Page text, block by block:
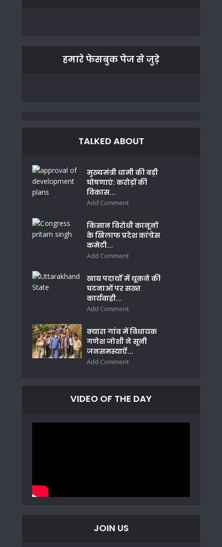
हमारे फेसबुक पेज से जुड़े
TALKED ABOUT
मुख्यमंत्री धामी की बड़ी
घोषणाएं: करोड़ों की
विकास...
Add Comment
किसान विरोधी कानूनों
के खिलाफ प्रदेश कांग्रेस
कमेटी...
Add Comment
खाद्य पदार्थों में थूकने की
घटनाओं पर सख्त
कार्यवाही...
Add Comment
क्यारा गांव में विधायक
गणेश जोशी ने सूनी
जनसमस्याऐं...
Add Comment
VIDEO OF THE DAY
JOIN US